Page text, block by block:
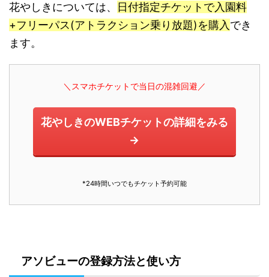
花やしきについては、
日付指定チケットで入園料
+フリーパス(アトラクション乗り放題)を購入でき
ます。
＼スマホチケットで当日の混雑回避／
花やしきのWEBチケットの詳細をみる
→
*24時間いつでもチケット予約可能
アソビューの登録方法と使い方